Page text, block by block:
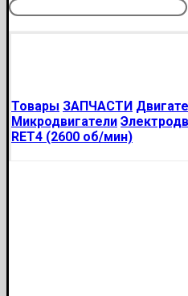
Товары ЗАПЧАСТИ
Микродвигатели
RET4 (2600 об/мин)